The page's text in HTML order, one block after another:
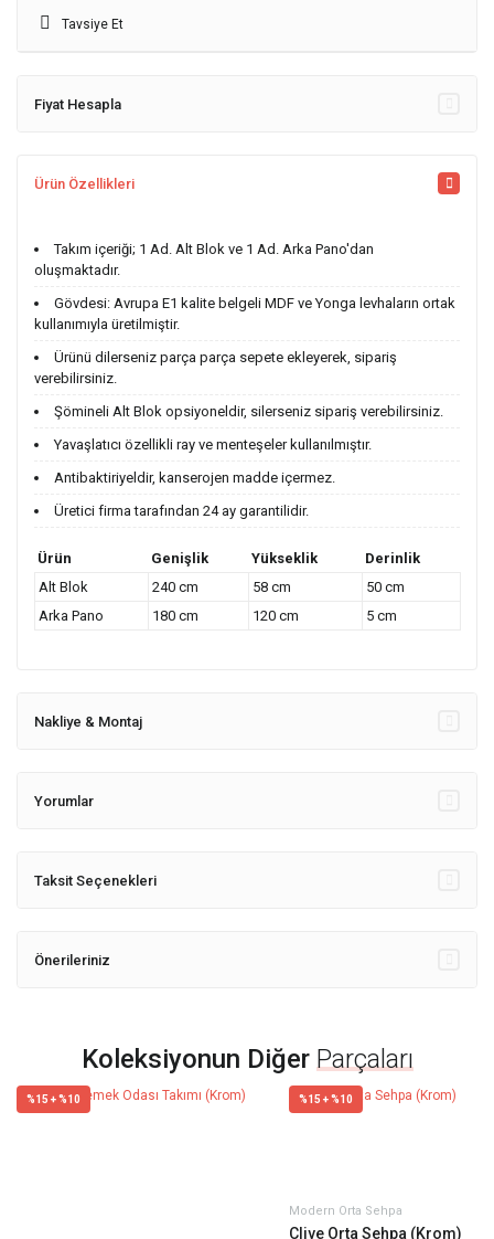
Tavsiye Et
Fiyat Hesapla
Ürün Özellikleri
Takım içeriği; 1 Ad. Alt Blok ve 1 Ad. Arka Pano'dan
oluşmaktadır.
Gövdesi: Avrupa E1 kalite belgeli MDF ve Yonga levhaların ortak
kullanımıyla üretilmiştir.
Ürünü dilerseniz parça parça sepete ekleyerek, sipariş
verebilirsiniz.
Şömineli Alt Blok opsiyoneldir, silerseniz sipariş verebilirsiniz.
Yavaşlatıcı özellikli ray ve menteşeler kullanılmıştır.
Antibaktiriyeldir, kanserojen madde içermez.
Üretici firma tarafından 24 ay garantilidir.
Ürün Genişlik Yükseklik
Derinlik
Alt Blok
240 cm 58 cm
50 cm
Arka Pano
180 cm 120 cm 5 cm
Nakliye & Montaj
Yorumlar
Taksit Seçenekleri
Önerileriniz
Koleksiyonun Diğer Parçaları
%15 + %10 %15 + %10
Modern Orta Sehpa
Clive Orta Sehpa (Krom)